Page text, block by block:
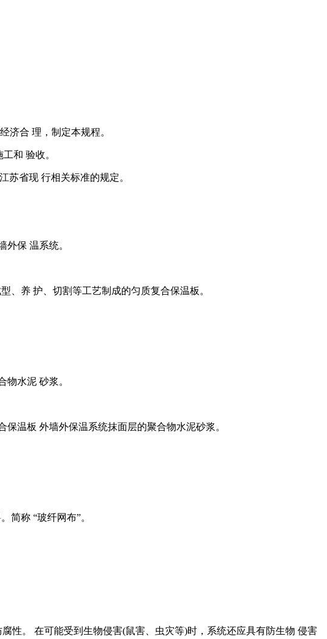
济合 理，制定本规程。
和 验收。
苏省现 行相关标准的规定。
保 温系统。
、养 护、切割等工艺制成的匀质复合保温板。
水泥 砂浆。
温板 外墙外保温系统抹面层的聚合物水泥砂浆。
简称 “玻纤网布”。
性。 在可能受到生物侵害(鼠害、虫灾等)时，系统还应具有防生物 侵害